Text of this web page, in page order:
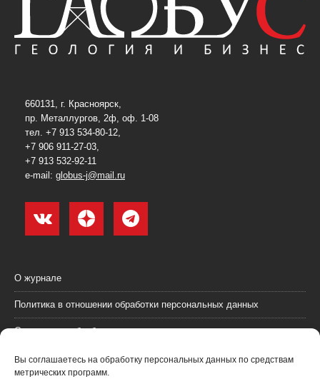
Вы соглашаетесь на обработку персональных данных по средствам
метрических программ.
660131, г. Красноярск,
пр. Металлургов, 2ф, оф. 1-08
тел. +7 913 534-80-12,
+7 906 911-27-03,
+7 913 532-92-11
e-mail: globus-j@mail.ru
О журнале
Политика в отношении обработки персональных данных
Согласие на обработку персональных данных
Пользовательское соглашение (оферта)